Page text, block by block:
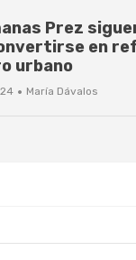
Prez
en
urbano
· María Dávalos